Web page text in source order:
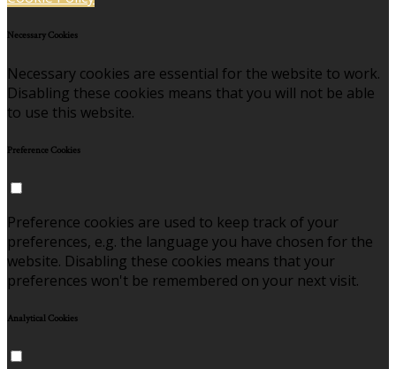
Necessary Cookies
Necessary cookies are essential for the website to work.
Disabling these cookies means that you will not be able
to use this website.
Preference Cookies
Preference cookies are used to keep track of your
preferences, e.g. the language you have chosen for the
website. Disabling these cookies means that your
preferences won't be remembered on your next visit.
Analytical Cookies